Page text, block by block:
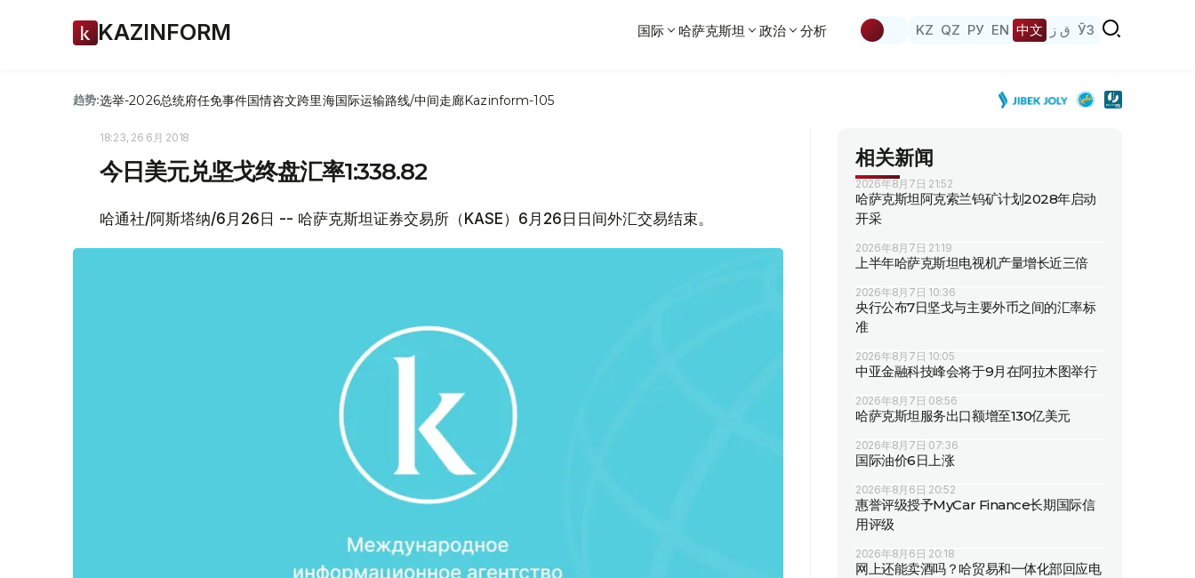
KAZINFORM 国际 哈萨克斯坦 政治 分析 KZ QZ РУ EN 中文 ق ز ЎЗ
趋势:选举-2026总统府任免事件国情咨文跨里海国际运输路线/中间走廊Kazinform-105
18:23, 26 6月 2018
今日美元兑坚戈终盘汇率1:338.82
哈通社/阿斯塔纳/6月26日 -- 哈萨克斯坦证券交易所（KASE）6月26日日间外汇交易结束。
相关新闻
2026年8月7日 21:52
哈萨克斯坦阿克索兰钨矿计划2028年启动
开采
2026年8月7日 21:19
上半年哈萨克斯坦电视机产量增长近三倍
2026年8月7日 10:36
央行公布7日坚戈与主要外币之间的汇率标
准
2026年8月7日 10:05
中亚金融科技峰会将于9月在阿拉木图举行
2026年8月7日 08:56
哈萨克斯坦服务出口额增至130亿美元
2026年8月7日 07:36
国际油价6日上涨
2026年8月6日 20:52
惠誉评级授予MyCar Finance长期国际信
用评级
2026年8月6日 20:18
网上还能卖酒吗？哈贸易和一体化部回应电